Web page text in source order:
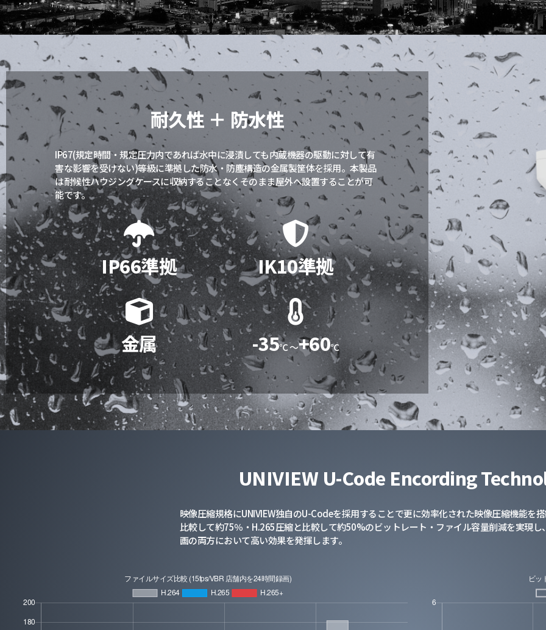
耐久性 ＋ 防水性
IP67(規定時間・規定圧力内であれば水中に浸漬しても内蔵機器の駆動に対して有
害な影響を受けない)等級に準拠した防水・防塵構造の金属製筐体を採用。本製品
は耐候性ハウジングケースに収納することなくそのまま屋外へ設置することが可
能です。
IP66準拠 IK10準拠
金属 -35℃ ～+60℃
UNIVIEW U-Code Encording
映像圧縮規格にUNIVIEW独自のU-Codeを採用することで更に効率化された映像圧縮機能を
比較して約75％・H.265圧縮と比較して約50%のビットレート・ファイル容量削減を実現し
画の両方において高い効果を発揮します。